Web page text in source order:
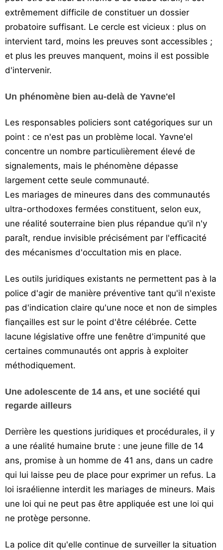
extrêmement difficile de constituer un dossier
probatoire suffisant. Le cercle est vicieux : plus on
intervient tard, moins les preuves sont accessibles ;
et plus les preuves manquent, moins il est possible
d'intervenir.
Un phénomène bien au-delà de Yavne'el
Les responsables policiers sont catégoriques sur un
point : ce n'est pas un problème local. Yavne'el
concentre un nombre particulièrement élevé de
signalements, mais le phénomène dépasse
largement cette seule communauté.
Les mariages de mineures dans des communautés
ultra-orthodoxes fermées constituent, selon eux,
une réalité souterraine bien plus répandue qu'il n'y
paraît, rendue invisible précisément par l'efficacité
des mécanismes d'occultation mis en place.
Les outils juridiques existants ne permettent pas à la
police d'agir de manière préventive tant qu'il n'existe
pas d'indication claire qu'une noce et non de simples
fiançailles est sur le point d'être célébrée. Cette
lacune législative offre une fenêtre d'impunité que
certaines communautés ont appris à exploiter
méthodiquement.
Une adolescente de 14 ans, et une société qui
regarde ailleurs
Derrière les questions juridiques et procédurales, il y
a une réalité humaine brute : une jeune fille de 14
ans, promise à un homme de 41 ans, dans un cadre
qui lui laisse peu de place pour exprimer un refus. La
loi israélienne interdit les mariages de mineurs. Mais
une loi qui ne peut pas être appliquée est une loi qui
ne protège personne.
La police dit qu'elle continue de surveiller la situation